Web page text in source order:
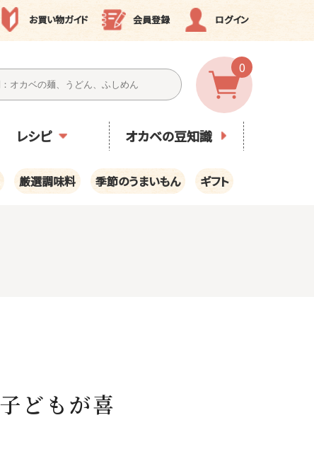
お買い物ガイド 会員登録 ログイン
0
レシピ オカベの豆知識
厳選調味料 季節のうまいもん ギフト
どもが喜